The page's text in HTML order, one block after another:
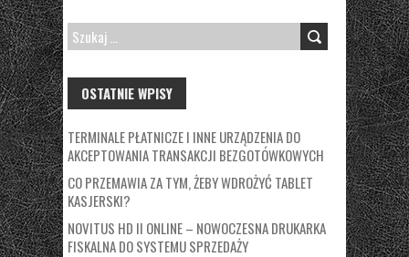
SZUKAJ:
OSTATNIE WPISY
TERMINALE PŁATNICZE I INNE URZĄDZENIA DO
AKCEPTOWANIA TRANSAKCJI BEZGOTÓWKOWYCH
CO PRZEMAWIA ZA TYM, ŻEBY WDROŻYĆ TABLET
KASJERSKI?
NOVITUS HD II ONLINE – NOWOCZESNA DRUKARKA
FISKALNA DO SYSTEMU SPRZEDAŻY